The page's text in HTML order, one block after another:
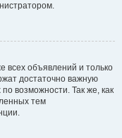
объявлений и только
достаточно важную
возможности. Так же, как
тем